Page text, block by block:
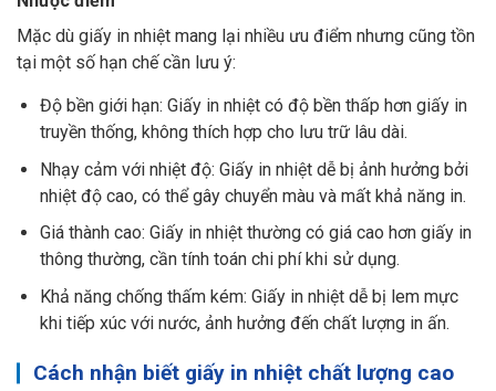
Mặc dù giấy in nhiệt mang lại nhiều ưu điểm nhưng cũng tồn
tại một số hạn chế cần lưu ý:
Độ bền giới hạn: Giấy in nhiệt có độ bền thấp hơn giấy in
truyền thống, không thích hợp cho lưu trữ lâu dài.
Nhạy cảm với nhiệt độ: Giấy in nhiệt dễ bị ảnh hưởng bởi
nhiệt độ cao, có thể gây chuyển màu và mất khả năng in.
Giá thành cao: Giấy in nhiệt thường có giá cao hơn giấy in
thông thường, cần tính toán chi phí khi sử dụng.
Khả năng chống thấm kém: Giấy in nhiệt dễ bị lem mực
khi tiếp xúc với nước, ảnh hưởng đến chất lượng in ấn.
Cách nhận biết giấy in nhiệt chất lượng cao